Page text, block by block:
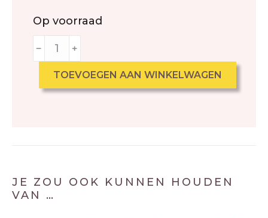
Op voorraad
﹣ ﹢
TOEVOEGEN AAN WINKELWAGEN
JE ZOU OOK KUNNEN HOUDEN
VAN …